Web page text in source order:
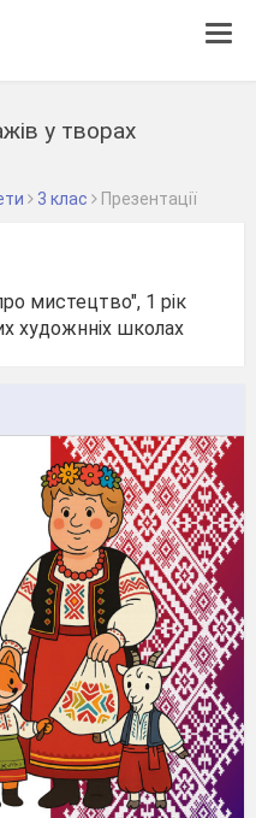
у творах
3 клас Презентації
мистецтво", 1 рік
художнніх школах